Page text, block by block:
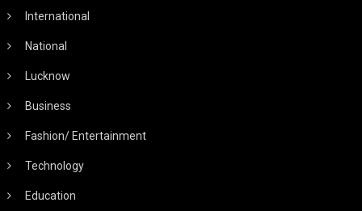
International
National
Lucknow
Business
Fashion/ Entertainment
Technology
Education